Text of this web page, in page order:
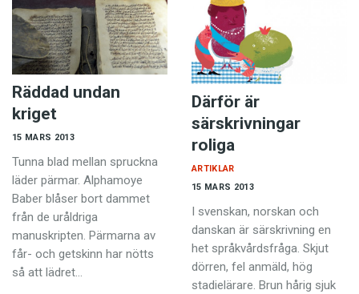
Räddad undan
kriget
15 MARS 2013
Tunna blad mellan spruckna
läder pärmar. Alphamoye
Baber blåser bort dammet
från de uråldriga
manuskripten. Pärmarna av
får- och getskinn har nötts
så att lädret…
Därför är
särskrivningar
roliga
15 MARS 2013
ARTIKLAR
I svenskan, norskan och
danskan är särskrivning en
het språkvårdsfråga. Skjut
dörren, fel anmäld, hög
stadielärare. Brun hårig sjuk